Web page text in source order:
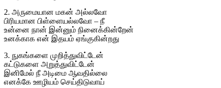
2. அருமையான மகன் அல்லவோ
பிரியமான பிள்ளையல்லவோ – நீ
உன்னை நான் இன்னும் நினைக்கின்றேன்
உனக்காக என் இதயம் ஏங்குகின்றது
3. நுகங்களை முறித்துவிட்டேன்
கட்டுகளை அறுத்துவிட்டேன்
இனிமேல் நீ அடிமை ஆவதில்லை
எனக்கே ஊழியம் செய்திடுவாய்